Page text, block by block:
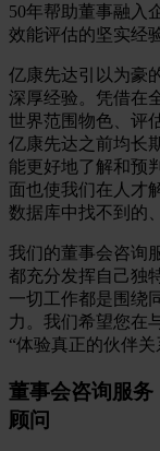
50年帮助董事融入
效能评估的坚实经
亿康先达引以为豪
深厚经验。凭借在
世界范围物色、评
亿康先达之前均长
能更好地了解和预
面也使我们在人才
数据库中找不到的
我们的董事会咨询
都充分发挥自己独
一切工作都是围绕
力。我们希望您在
“体验真正的伙伴关
董事会咨询服务
顾问